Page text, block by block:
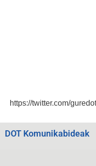
https://twitter.com/
DOT Komunikabideak